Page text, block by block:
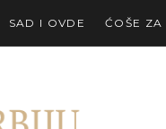
SAD I OVDE ĆOŠE ZA